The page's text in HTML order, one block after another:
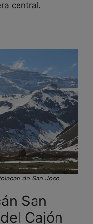
central.
de San Jose
San
Cajón